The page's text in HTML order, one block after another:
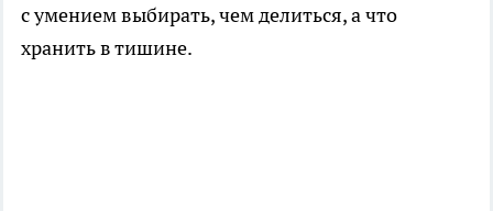
с умением выбирать, чем делиться, а что
хранить в тишине.